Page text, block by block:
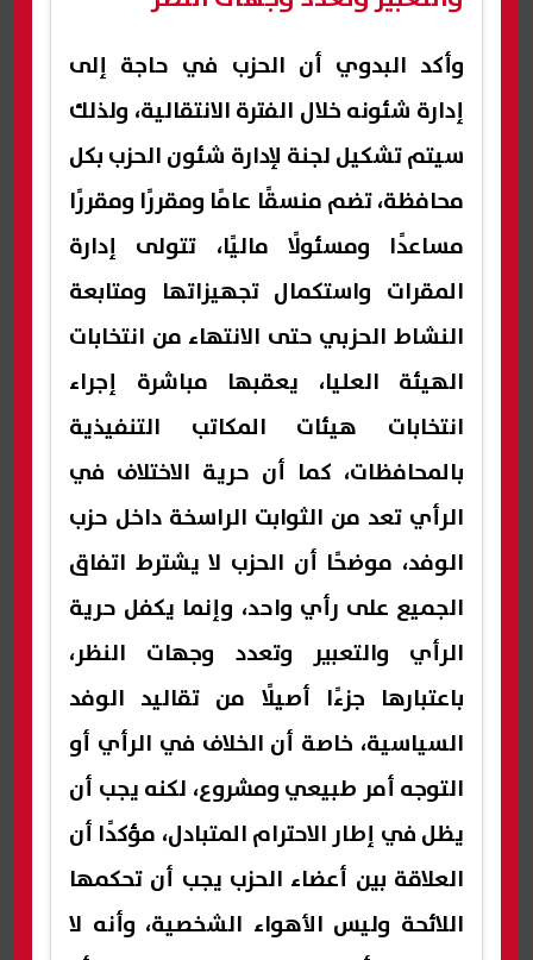
وأكد البدوي أن الحزب في حاجة إلى
إدارة شئونه خلال الفترة الانتقالية، ولذلك
سيتم تشكيل لجنة لإدارة شئون الحزب بكل
محافظة، تضم منسقًا عامًا ومقررًا ومقررًا
مساعدًا ومسئولًا ماليًا، تتولى إدارة
المقرات واستكمال تجهيزاتها ومتابعة
النشاط الحزبي حتى الانتهاء من انتخابات
الهيئة العليا، يعقبها مباشرة إجراء
انتخابات هيئات المكاتب التنفيذية
بالمحافظات، كما أن حرية الاختلاف في
الرأي تعد من الثوابت الراسخة داخل حزب
الوفد، موضحًا أن الحزب لا يشترط اتفاق
الجميع على رأي واحد، وإنما يكفل حرية
الرأي والتعبير وتعدد وجهات النظر،
باعتبارها جزءًا أصيلًا من تقاليد الوفد
السياسية، خاصة أن الخلاف في الرأي أو
التوجه أمر طبيعي ومشروع، لكنه يجب أن
يظل في إطار الاحترام المتبادل، مؤكدًا أن
العلاقة بين أعضاء الحزب يجب أن تحكمها
اللائحة وليس الأهواء الشخصية، وأنه لا